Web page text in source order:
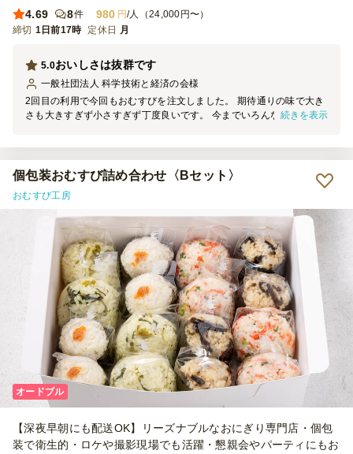
4.69
8件 980 円/人（24,000円〜）
締切 1日前17時 定休日 月
おいしさは抜群です
5.0
一般社団法人 科学技術と経済の会様
2回目の利用で今回もおむすびを注文しました。 期待通りの味で大き
さも大きすぎず小さすぎず丁度良いです。 今までいろんなおにぎり
続きを表示
個包装おむすび詰め合わせ〈Bセット〉
おむすび工房
オードブル
【深夜早朝にも配送OK】リーズナブルなおにぎり専門店・個包
装で衛生的・ロケや撮影現場でも活躍・懇親会やパーティにもお